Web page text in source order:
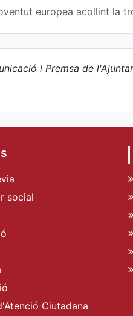
europea acollint la
i Premsa de
social
Ciutadana